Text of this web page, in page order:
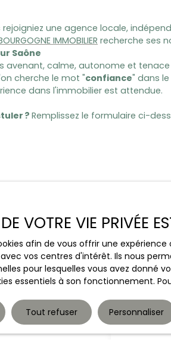
rejoigniez une agence locale,
IMMOBILIER recherche ses
Saône
avenant, calme, autonome et tenace
cherche le mot "confiance" dans
dans l'immobilier est attendue.
? Remplissez le formulaire ci-
Merci de
Prénom
VOTRE VIE PRIVÉE
afin de vous offrir une
vos centres d'intérêt. Ils nous
pour lesquelles vous avez donné
essentiels à son fonctionnement.
Tout refuser Personnaliser